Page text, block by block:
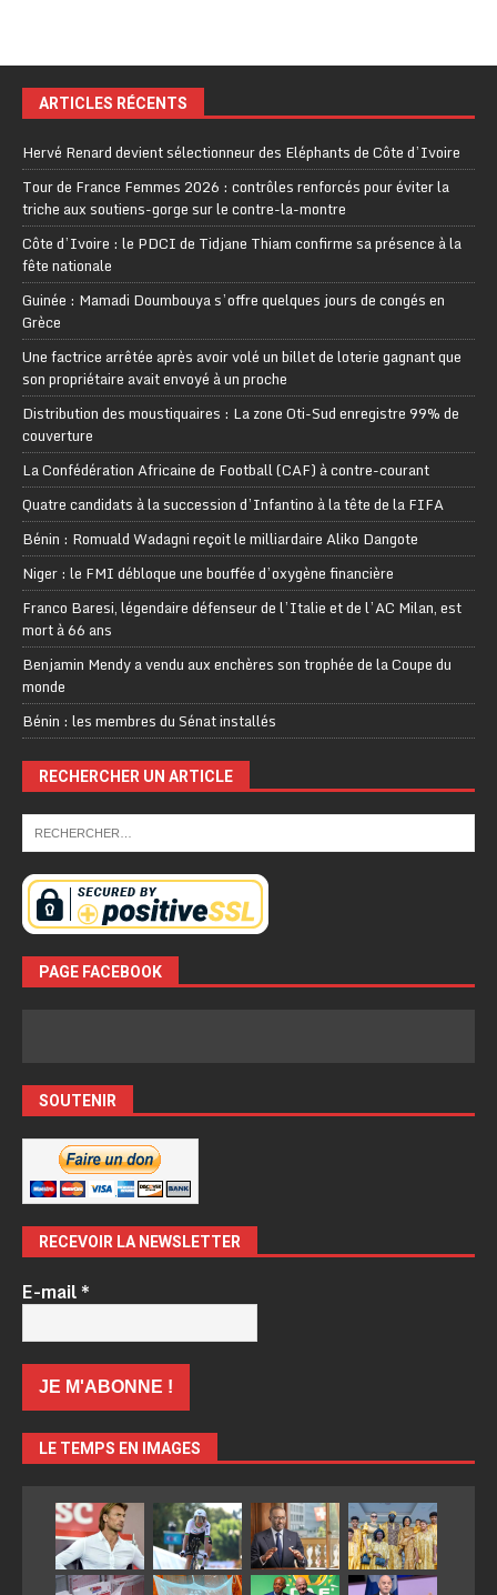
ARTICLES RÉCENTS
Hervé Renard devient sélectionneur des Eléphants de Côte d’Ivoire
Tour de France Femmes 2026 : contrôles renforcés pour éviter la
triche aux soutiens-gorge sur le contre-la-montre
Côte d’Ivoire : le PDCI de Tidjane Thiam confirme sa présence à la
fête nationale
Guinée : Mamadi Doumbouya s’offre quelques jours de congés en
Grèce
Une factrice arrêtée après avoir volé un billet de loterie gagnant que
son propriétaire avait envoyé à un proche
Distribution des moustiquaires : La zone Oti-Sud enregistre 99% de
couverture
La Confédération Africaine de Football (CAF) à contre-courant
Quatre candidats à la succession d’Infantino à la tête de la FIFA
Bénin : Romuald Wadagni reçoit le milliardaire Aliko Dangote
Niger : le FMI débloque une bouffée d’oxygène financière
Franco Baresi, légendaire défenseur de l’Italie et de l’AC Milan, est
mort à 66 ans
Benjamin Mendy a vendu aux enchères son trophée de la Coupe du
monde
Bénin : les membres du Sénat installés
RECHERCHER UN ARTICLE
PAGE FACEBOOK
SOUTENIR
RECEVOIR LA NEWSLETTER
E-mail*
LE TEMPS EN IMAGES